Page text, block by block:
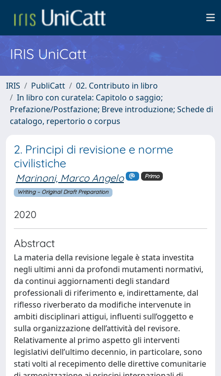
IRIS UniCatt
IRIS PubliCatt
02. Contributo in libro
In libro con curatela: Capitolo o saggio;
Prefazione/Postfazione; Breve introduzione; Schede di
catalogo, repertorio o corpus
2. Principi di revisione e norme
civilistiche
Marinoni, Marco Angelo Primo
Writing – Original Draft Preparation
2020
Abstract
La materia della revisione legale è stata investita
negli ultimi anni da profondi mutamenti normativi,
da continui aggiornamenti degli standard
professionali di riferimento e, indirettamente, dal
riflesso riverberato da modifiche intervenute in
ambiti disciplinari attigui, influenti sull’oggetto e
sulla organizzazione dell’attività del revisore.
Relativamente al primo aspetto gli interventi
legislativi dell’ultimo decennio, in particolare, sono
stati volti al recepimento delle direttive comunitarie